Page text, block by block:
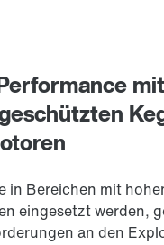
in Bereichen mit
eingesetzt werden,
an den